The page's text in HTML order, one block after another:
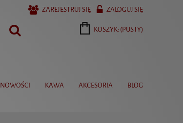
ZAREJESTRUJ SIĘ ZALOGUJ SIĘ
KOSZYK: (PUSTY)
NOWOŚCI KAWA AKCESORIA BLOG